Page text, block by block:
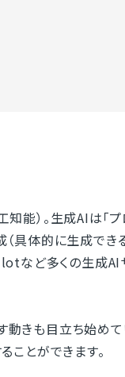
）。生成AIは「プ
具体的に生成でき
など多くの生成AI
きも目立ち始めて
ことができます。